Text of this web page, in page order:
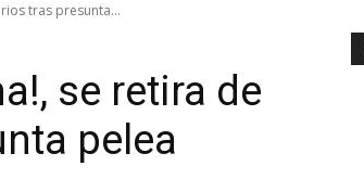
tras presunta...
se retira de
pelea